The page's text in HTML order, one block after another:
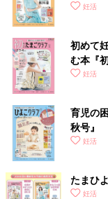
妊活
初めて
む本『
妊活
育児の
秋号』
いっぱい
妊活
たまひ
妊活